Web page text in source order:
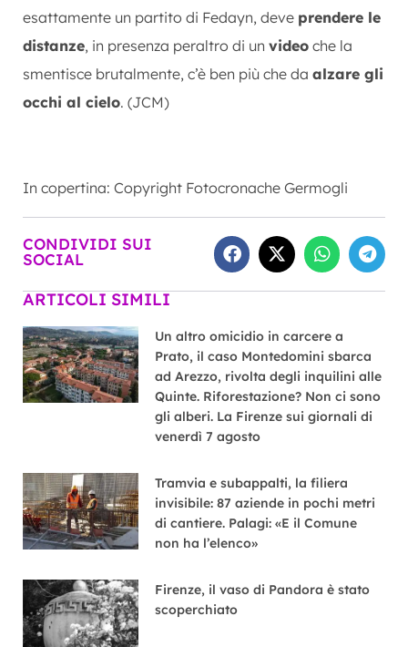
esattamente un partito di Fedayn, deve prendere le
distanze, in presenza peraltro di un video che la
smentisce brutalmente, c’è ben più che da alzare gli
occhi al cielo. (JCM)
In copertina: Copyright Fotocronache Germogli
CONDIVIDI SUI
SOCIAL
ARTICOLI SIMILI
Un altro omicidio in carcere a
Prato, il caso Montedomini sbarca
ad Arezzo, rivolta degli inquilini alle
Quinte. Riforestazione? Non ci sono
gli alberi. La Firenze sui giornali di
venerdì 7 agosto
Tramvia e subappalti, la filiera
invisibile: 87 aziende in pochi metri
di cantiere. Palagi: «E il Comune
non ha l’elenco»
Firenze, il vaso di Pandora è stato
scoperchiato